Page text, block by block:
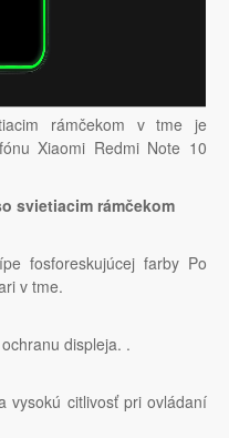
rámčekom v tme je
Xiaomi Redmi Note 10
svietiacim rámčekom
fosforeskujúcej farby Po
v tme.
displeja. .
vysokú citlivosť pri ovládaní